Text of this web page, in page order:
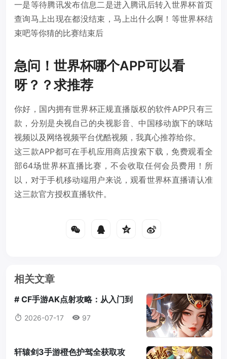
一是等待腾讯发布信息二是进入腾讯后转入世界杯首页
查询马上出现在都没结束，马上出什么啊！等世界杯结
束吧等你猜的比赛结束后
急问！世界杯哪个APP可以看
呀？？求推荐
你好，国内拥有世界杯正规直播版权的软件APP只有三
款，分别是央视自己的央视影音、中国移动旗下的咪咕
视频以及网络视频平台优酷视频，我真心推荐给你。
这三款APP都可在手机应用商店搜索下载，免费观看全
部64场世界杯直播比赛，不会收取任何会员费用！所
以，对于手机移动端用户来说，观看世界杯直播请认准
这三款官方授权直播软件。
相关文章
# CF手游AK点射攻略：从入门到
大神的完整教学
2026-07-17 97
轩辕剑3手游橙色护驾全获取攻